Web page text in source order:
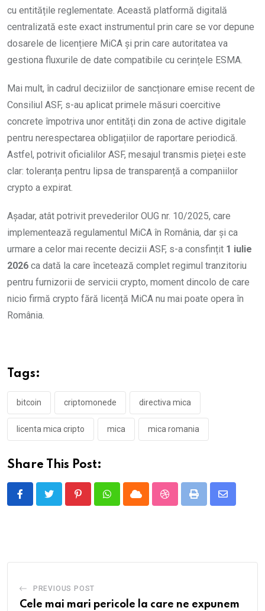
cu entitățile reglementate. Această platformă digitală
centralizată este exact instrumentul prin care se vor depune
dosarele de licențiere MiCA și prin care autoritatea va
gestiona fluxurile de date compatibile cu cerințele ESMA.
Mai mult, în cadrul deciziilor de sancționare emise recent de
Consiliul ASF, s-au aplicat primele măsuri coercitive
concrete împotriva unor entități din zona de active digitale
pentru nerespectarea obligațiilor de raportare periodică.
Astfel, potrivit oficialilor ASF, mesajul transmis pieței este
clar: toleranța pentru lipsa de transparență a companiilor
crypto a expirat.
Așadar, atât potrivit prevederilor OUG nr. 10/2025, care
implementează regulamentul MiCA în România, dar și ca
urmare a celor mai recente decizii ASF, s-a consfințit 1 iulie
2026 ca dată la care încetează complet regimul tranzitoriu
pentru furnizorii de servicii crypto, moment dincolo de care
nicio firmă crypto fără licență MiCA nu mai poate opera în
România.
Tags:
bitcoin criptomonede directiva mica
licenta mica cripto mica mica romania
Share This Post:
PinterestWhatsappCloud StumbleUpon
Print
Share
PREVIOUS POST
Cele mai mari pericole la care ne expunem